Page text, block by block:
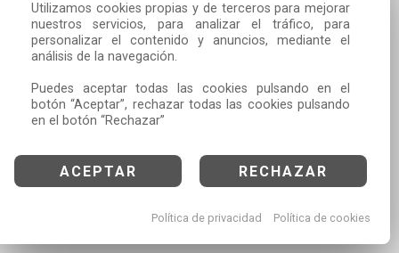
Utilizamos cookies propias y de terceros para mejorar
nuestros servicios, para analizar el tráfico, para
personalizar el contenido y anuncios, mediante el
análisis de la navegación.
Puedes aceptar todas las cookies pulsando en el
botón “Aceptar”, rechazar todas las cookies pulsando
en el botón “Rechazar”
ACEPTAR RECHAZAR
Política de privacidad Política de cookies